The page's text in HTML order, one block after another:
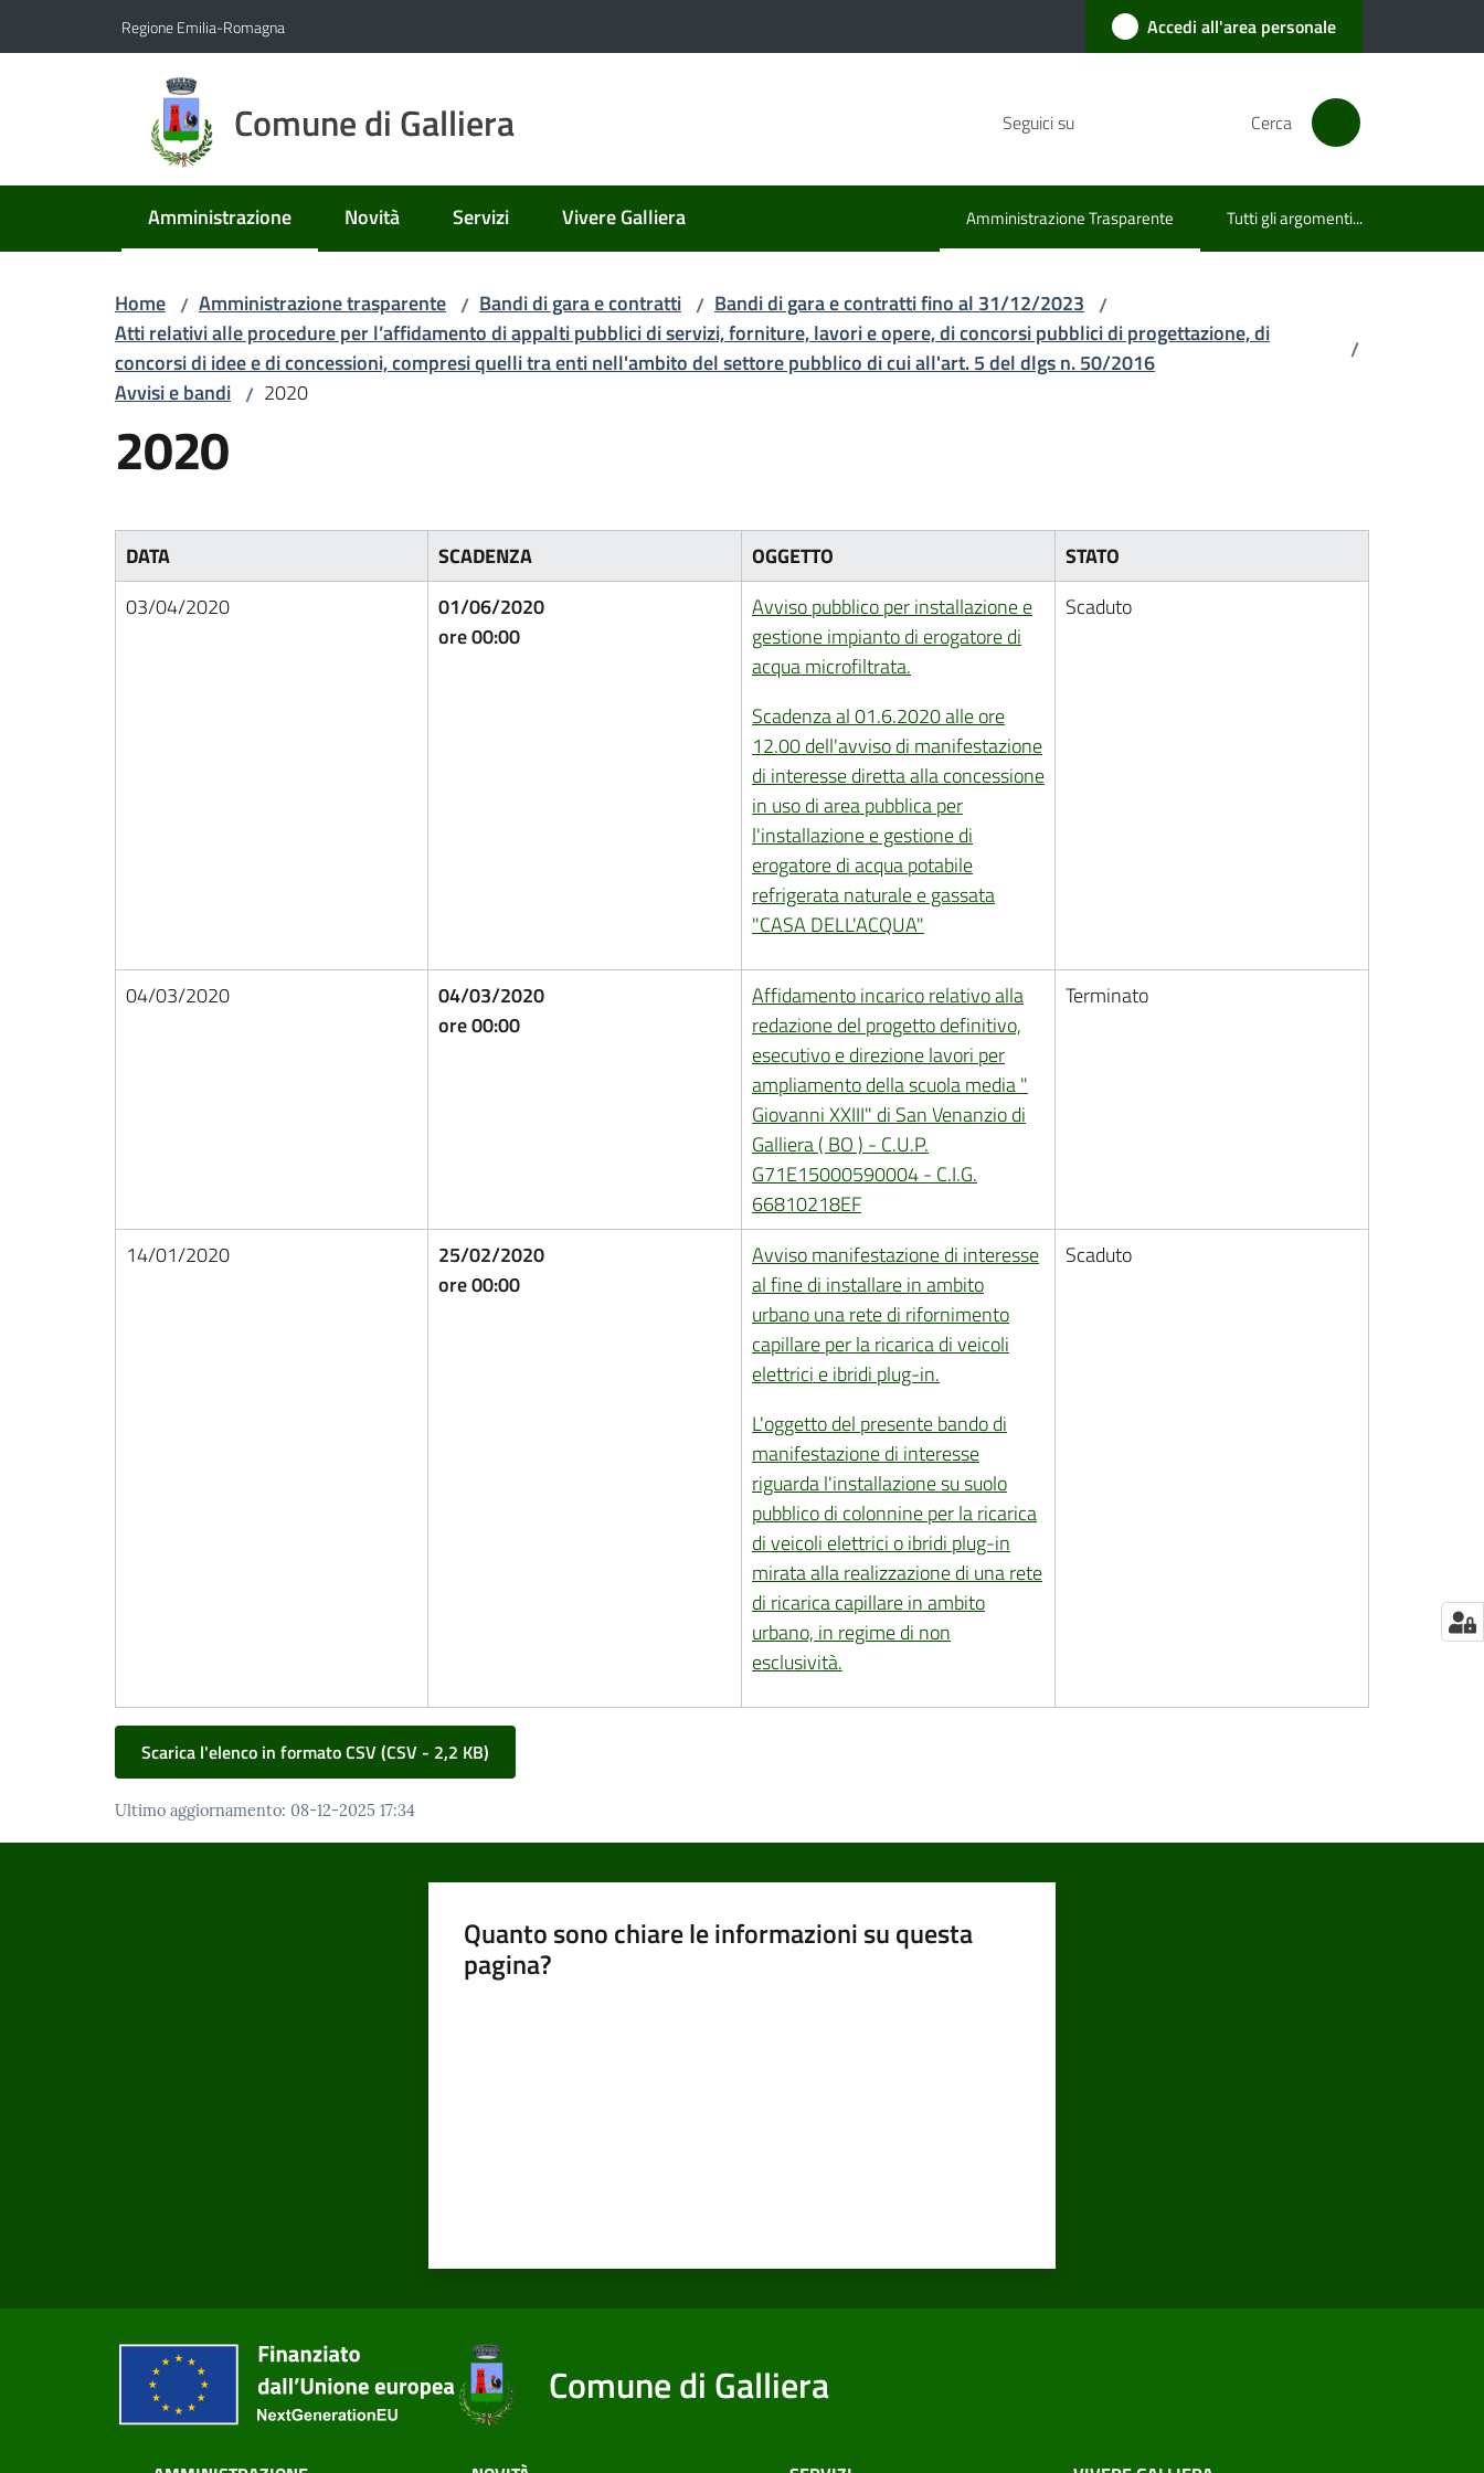
Regione Emilia-Romagna Accedi all'area personale
Comune di Galliera Seguici su Cerca
Amministrazione
Menu selezionato Novità Servizi Vivere Galliera Amministrazione Trasparente
Menu selezionato Tutti gli argomenti...
Home / Amministrazione trasparente / Bandi di gara e contratti / Bandi di gara e contratti fino al 31/12/2023 /
Atti relativi alle procedure per l’affidamento di appalti pubblici di servizi, forniture, lavori e opere, di concorsi pubblici di progettazione, di
concorsi di idee e di concessioni, compresi quelli tra enti nell'ambito del settore pubblico di cui all'art. 5 del dlgs n. 50/2016
/
Avvisi e bandi / 2020
2020
DATA SCADENZA OGGETTO
STATO
03/04/2020
01/06/2020
ore 00:00
Avviso pubblico per installazione e
gestione impianto di erogatore di
acqua microfiltrata.
Scadenza al 01.6.2020 alle ore
12.00 dell'avviso di manifestazione
di interesse diretta alla concessione
in uso di area pubblica per
l'installazione e gestione di
erogatore di acqua potabile
refrigerata naturale e gassata
"CASA DELL'ACQUA"
Scaduto
04/03/2020
04/03/2020
ore 00:00
Affidamento incarico relativo alla
redazione del progetto definitivo,
esecutivo e direzione lavori per
ampliamento della scuola media "
Giovanni XXIII" di San Venanzio di
Galliera ( BO ) - C.U.P.
G71E15000590004 - C.I.G.
66810218EF
Terminato
14/01/2020
25/02/2020
ore 00:00
Avviso manifestazione di interesse
al fine di installare in ambito
urbano una rete di rifornimento
capillare per la ricarica di veicoli
elettrici e ibridi plug-in.
L'oggetto del presente bando di
manifestazione di interesse
riguarda l'installazione su suolo
pubblico di colonnine per la ricarica
di veicoli elettrici o ibridi plug-in
mirata alla realizzazione di una rete
di ricarica capillare in ambito
urbano, in regime di non
esclusività.
Scaduto
Scarica l'elenco in formato CSV (CSV - 2,2 KB)
Ultimo aggiornamento: 08-12-2025 17:34
Quanto sono chiare le informazioni su questa
pagina?
Comune di Galliera